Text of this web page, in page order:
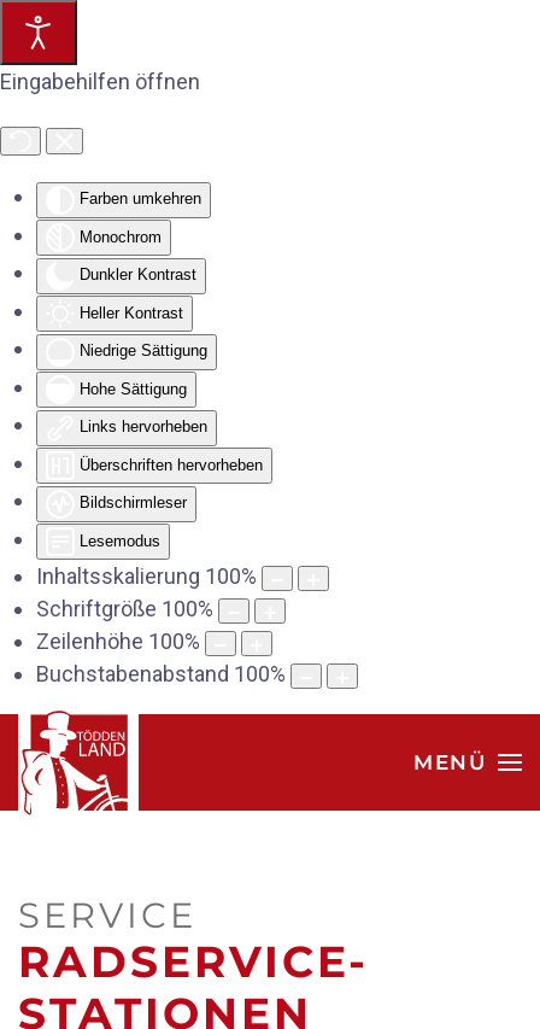
Eingabehilfen öffnen
Farben umkehren
Monochrom
Dunkler Kontrast
Heller Kontrast
Niedrige Sättigung
Hohe Sättigung
Links hervorheben
Überschriften hervorheben
Bildschirmleser
Lesemodus
Inhaltsskalierung 100%
Schriftgröße 100%
Zeilenhöhe 100%
Buchstabenabstand 100%
MENÜ
SERVICE
RADSERVICE-
STATIONEN